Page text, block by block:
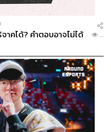
าคได้? คำตอบอาจไม่ได้
...